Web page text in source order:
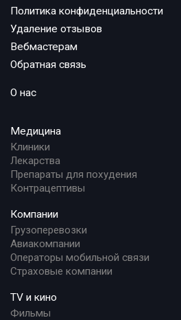
Политика конфиденциальности
Удаление отзывов
Вебмастерам
Обратная связь
О нас
Медицина
Клиники
Лекарства
Препараты для похудения
Контрацептивы
Компании
Грузоперевозки
Авиакомпании
Операторы мобильной связи
Страховые компании
TV и кино
Фильмы